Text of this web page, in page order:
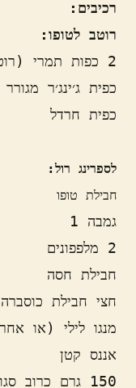
רכיבים:
רוטב לטופו:
לספרינג רול:
חבילת טופו